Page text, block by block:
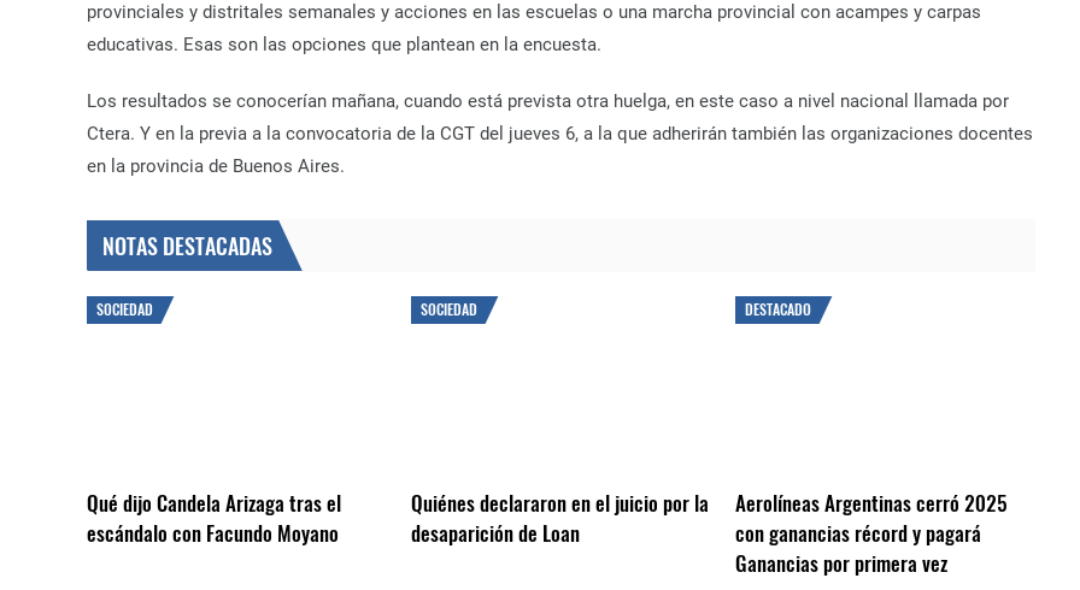
provinciales y distritales semanales y acciones en las escuelas o una marcha provincial con acampes y carpas
educativas. Esas son las opciones que plantean en la encuesta.
Los resultados se conocerían mañana, cuando está prevista otra huelga, en este caso a nivel nacional llamada por
Ctera. Y en la previa a la convocatoria de la CGT del jueves 6, a la que adherirán también las organizaciones docentes
en la provincia de Buenos Aires.
NOTAS DESTACADAS
SOCIEDAD
Qué dijo Candela Arizaga tras el
escándalo con Facundo Moyano
SOCIEDAD
Quiénes declararon en el juicio por la
desaparición de Loan
DESTACADO
Aerolíneas Argentinas cerró 2025
con ganancias récord y pagará
Ganancias por primera vez